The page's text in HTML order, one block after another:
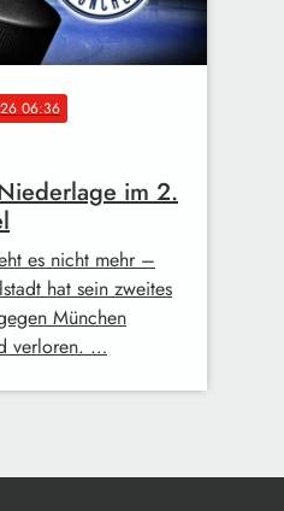
06:36
im 2.
es nicht mehr –
hat sein zweites
München
verloren. …